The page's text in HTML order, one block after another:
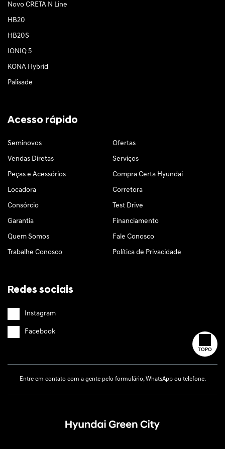
TOPO
Novo CRETA N Line
HB20
HB20S
IONIQ 5
KONA Hybrid
Palisade
Acesso rápido
Seminovos Ofertas
Vendas Diretas Serviços
Peças e Acessórios Compra Certa Hyundai
Locadora Corretora
Consórcio Test Drive
Garantia Financiamento
Quem Somos Fale Conosco
Trabalhe Conosco Política de Privacidade
Redes sociais
Instagram
Facebook
Entre em contato com a gente pelo formulário, WhatsApp ou telefone.